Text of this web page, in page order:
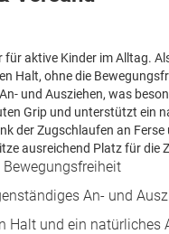
für aktive Kinder im Alltag.
Halt, ohne die
und Ausziehen, was
Grip und unterstützt ein
der Zugschlaufen an
ausreichend Platz für die
An- und
Halt und ein natürliches